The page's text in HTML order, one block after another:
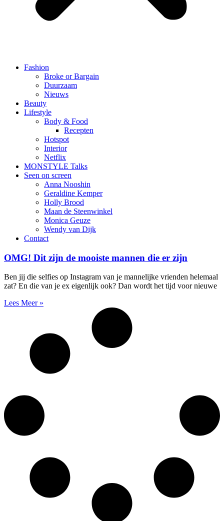
Fashion
Broke or Bargain
Duurzaam
Nieuws
Beauty
Lifestyle
Body & Food
Recepten
Hotspot
Interior
Netflix
MONSTYLE Talks
Seen on screen
Anna Nooshin
Geraldine Kemper
Holly Brood
Maan de Steenwinkel
Monica Geuze
Wendy van Dijk
Contact
OMG! Dit zijn de mooiste mannen die er zijn
Ben jij die selfies op Instagram van je mannelijke vrienden helemaal
zat? En die van je ex eigenlijk ook? Dan wordt het tijd voor nieuwe
Lees Meer »